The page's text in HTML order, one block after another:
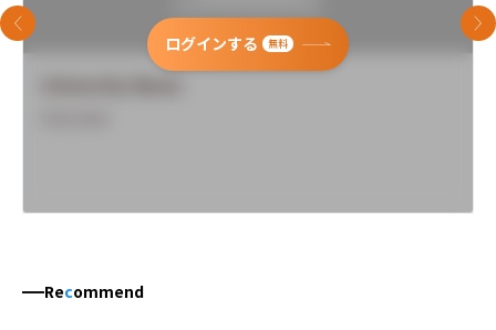
ログインする 無料
前のスライド 次
Recommend